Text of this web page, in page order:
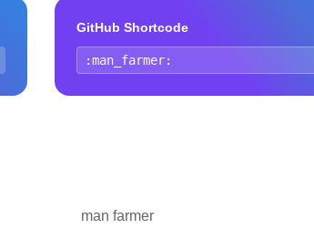
GitHub Shortcode
man farmer